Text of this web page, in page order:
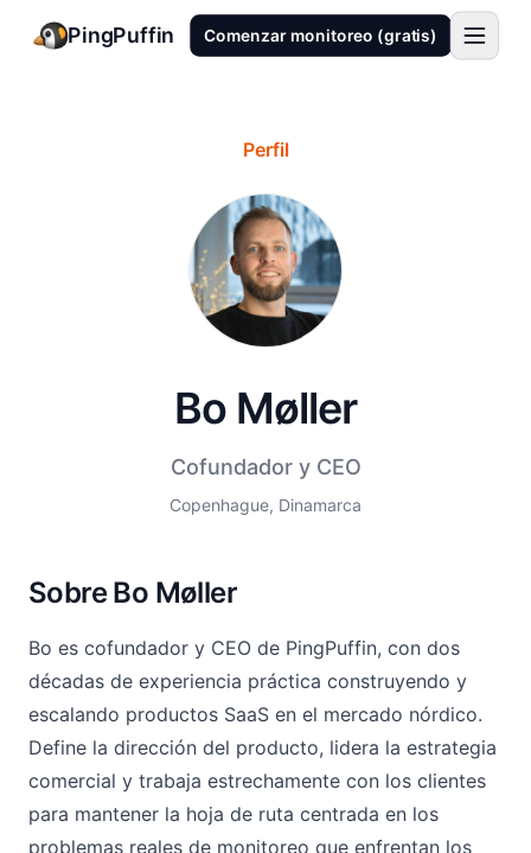
PingPuffin Comenzar monitoreo (gratis)
Perfil
Bo Møller
Cofundador y CEO
Copenhague, Dinamarca
Sobre Bo Møller
Bo es cofundador y CEO de PingPuffin, con dos
décadas de experiencia práctica construyendo y
escalando productos SaaS en el mercado nórdico.
Define la dirección del producto, lidera la estrategia
comercial y trabaja estrechamente con los clientes
para mantener la hoja de ruta centrada en los
problemas reales de monitoreo que enfrentan los